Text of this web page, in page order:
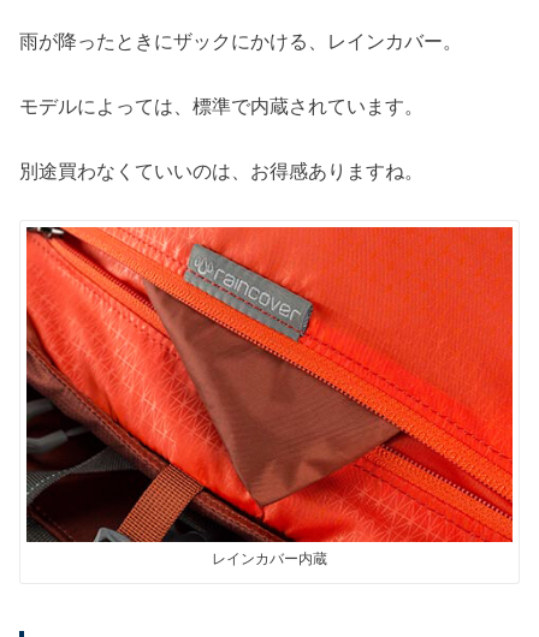
雨が降ったときにザックにかける、レインカバー。
モデルによっては、標準で内蔵されています。
別途買わなくていいのは、お得感ありますね。
レインカバー内蔵